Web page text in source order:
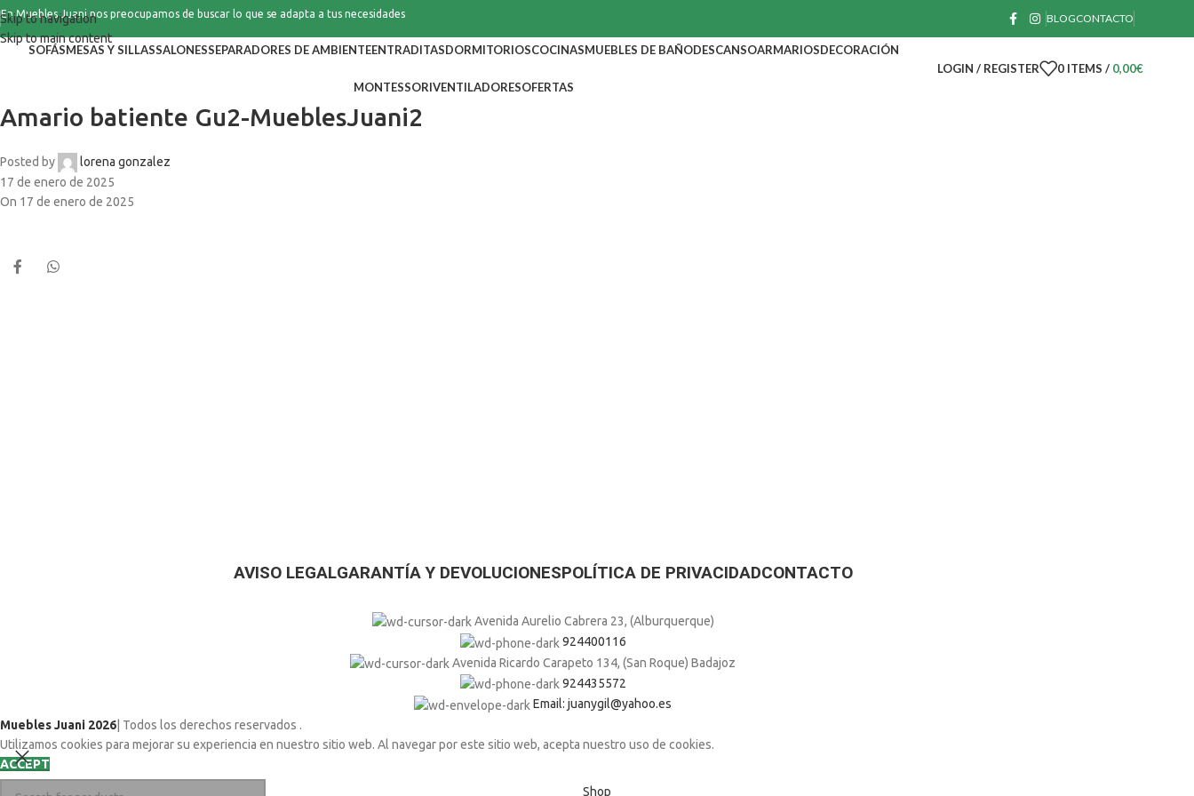
Skip to navigation
Skip to main content
En Muebles Juani nos preocupamos de buscar lo que se adapta a tus necesidades BLOGCONTACTO
SOFÁSMESAS Y SILLASSALONESSEPARADORES DE AMBIENTEENTRADITASDORMITORIOSCOCINASMUEBLES DE BAÑODESCANSOARMARIOSDECORACIÓN
MONTESSORIVENTILADORESOFERTAS
LOGIN / REGISTER 0 ITEMS / 0,00€
Amario batiente Gu2-MueblesJuani2
Posted by
lorena gonzalez
17 de enero de 2025
On 17 de enero de 2025
AVISO LEGALGARANTÍA Y DEVOLUCIONESPOLÍTICA DE PRIVACIDADCONTACTO
Avenida Aurelio Cabrera 23, (Alburquerque)
924400116
Avenida Ricardo Carapeto 134, (San Roque) Badajoz
924435572
Email: juanygil@yahoo.es
Muebles Juani 2026 | Todos los derechos reservados .
Utilizamos cookies para mejorar su experiencia en nuestro sitio web. Al navegar por este sitio web, acepta nuestro uso de cookies.
ACCEPT
Shop